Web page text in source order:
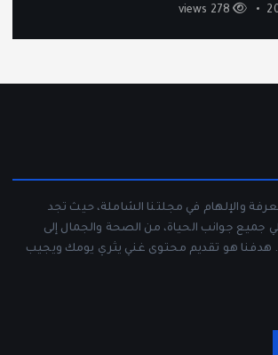
278 views
والإلهام في مجلتنا الشاملة، حيث تجد
جميع جوانب الحياة، من الصحة والجمال إلى
هدفنا هو تقديم محتوى غني يثري يومك ويجيب